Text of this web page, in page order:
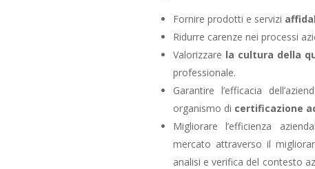
Fornire prodotti e servizi
Ridurre carenze nei processi
Valorizzare la cultura della
professionale.
Garantire l’efficacia
organismo di certificazione
Migliorare l’efficienza
mercato attraverso il
analisi e verifica del contesto